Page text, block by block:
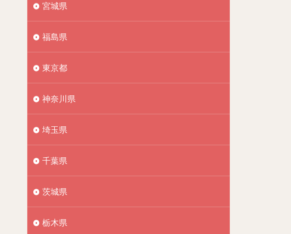
宮城県
福島県
東京都
神奈川県
埼玉県
千葉県
茨城県
栃木県